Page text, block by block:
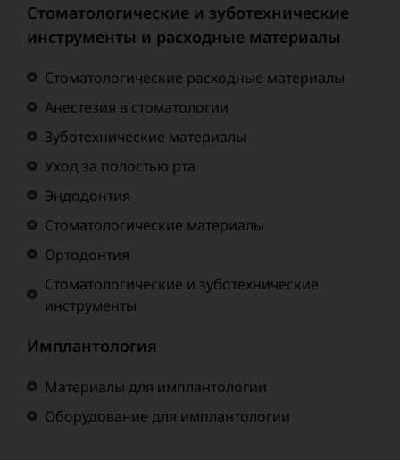
Стоматологические и зуботехнические
инструменты и расходные материалы
Стоматологические расходные материалы
Анестезия в стоматологии
Зуботехнические материалы
Уход за полостью рта
Эндодонтия
Стоматологические материалы
Ортодонтия
Стоматологические и зуботехнические
инструменты
Имплантология
Материалы для имплантологии
Оборудование для имплантологии